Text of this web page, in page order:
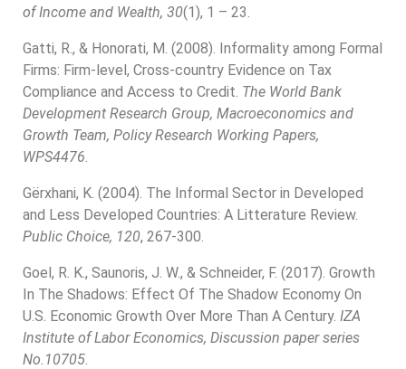
of Income and Wealth, 30(1), 1 – 23.
Gatti, R., & Honorati, M. (2008). Informality among Formal
Firms: Firm-level, Cross-country Evidence on Tax
Compliance and Access to Credit. The World Bank
Development Research Group, Macroeconomics and
Growth Team, Policy Research Working Papers,
WPS4476.
Gërxhani, K. (2004). The Informal Sector in Developed
and Less Developed Countries: A Litterature Review.
Public Choice, 120, 267-300.
Goel, R. K., Saunoris, J. W., & Schneider, F. (2017). Growth
In The Shadows: Effect Of The Shadow Economy On
U.S. Economic Growth Over More Than A Century. IZA
Institute of Labor Economics, Discussion paper series
No.10705.